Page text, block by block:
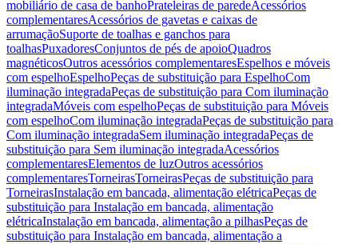
mobiliário de casa de banhoPrateleiras de paredeAcessórios
complementaresAcessórios de gavetas e caixas de
arrumaçãoSuporte de toalhas e ganchos para
toalhasPuxadoresConjuntos de pés de apoioQuadros
magnéticosOutros acessórios complementaresEspelhos e móveis
com espelhoEspelhoPeças de substituição para EspelhoCom
iluminação integradaPeças de substituição para Com iluminação
integradaMóveis com espelhoPeças de substituição para Móveis
com espelhoCom iluminação integradaPeças de substituição para
Com iluminação integradaSem iluminação integradaPeças de
substituição para Sem iluminação integradaAcessórios
complementaresElementos de luzOutros acessórios
complementaresTorneirasTorneirasPeças de substituição para
TorneirasInstalação em bancada, alimentação elétricaPeças de
substituição para Instalação em bancada, alimentação
elétricaInstalação em bancada, alimentação a pilhasPeças de
substituição para Instalação em bancada, alimentação a